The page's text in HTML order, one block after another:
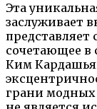
Эта
заслуживает
представляет
сочетающее в
Ким
грани модных